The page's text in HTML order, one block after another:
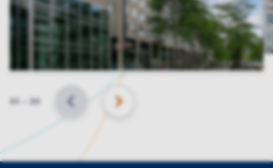
Slide
VORIGE VOLGENDE